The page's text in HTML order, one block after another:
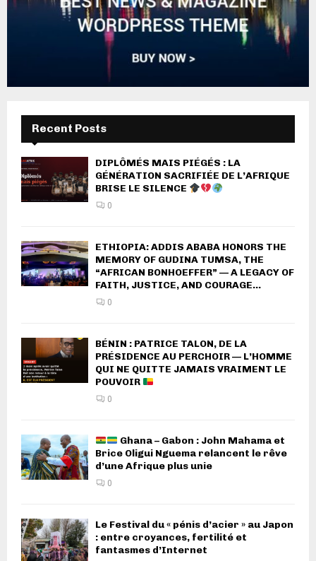
Recent Posts
DIPLÔMÉS MAIS PIÉGÉS : LA
GÉNÉRATION SACRIFIÉE DE L’AFRIQUE
BRISE LE SILENCE
0
ETHIOPIA: ADDIS ABABA HONORS THE
MEMORY OF GUDINA TUMSA, THE
“AFRICAN BONHOEFFER” — A LEGACY OF
FAITH, JUSTICE, AND COURAGE...
0
BÉNIN : PATRICE TALON, DE LA
PRÉSIDENCE AU PERCHOIR — L’HOMME
QUI NE QUITTE JAMAIS VRAIMENT LE
POUVOIR
0
Ghana – Gabon : John Mahama et
Brice Oligui Nguema relancent le rêve
d’une Afrique plus unie
0
Le Festival du « pénis d’acier » au Japon
: entre croyances, fertilité et
fantasmes d’Internet